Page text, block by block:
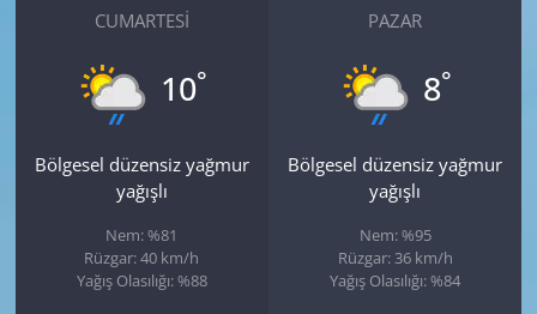
CUMARTESI
10°
Bölgesel düzensiz yağmur
yağışlı
Nem: %81
Rüzgar: 40 km/h
Yağış Olasılığı: %88
PAZAR
8°
Bölgesel düzensiz yağmur
yağışlı
Nem: %95
Rüzgar: 36 km/h
Yağış Olasılığı: %84